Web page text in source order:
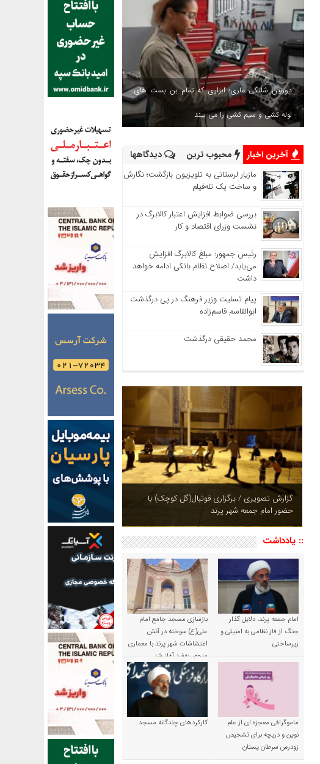
دوربین شلنگی ماری؛ ابزاری که تمام بن بست های
لوله کشی و سیم کشی را می بیند
آخرین اخبار محبوب ترین دیدگاهها
مازیار لرستانی به تلویزیون بازگشت؛ نگارش
و ساخت یک تله‌فیلم
بررسی ضوابط افزایش اعتبار کالابرگ در
نشست وزرای اقتصاد و کار
رئیس‌ جمهور: مبلغ کالابرگ افزایش
می‌یابد/ اصلاح نظام بانکی ادامه خواهد
داشت
پیام تسلیت وزیر فرهنگ در پی درگذشت
ابوالقاسم قاسم‌زاده
محمد حقیقی درگذشت
چشم نوازی بوستان های شهر پرند در فصل بهار +
تصاویر
:: یادداشت
امام جمعه پرند، دلایل گذار
جنگ از فاز نظامی به امنیتی و
زیرساختی
بازسازی مسجد جامع امام
علی(ع) سوخته در آتش
اغتشاشات شهر پرند با معماری
منحصربه‌فرد آغاز شد
ماموگرافی معجزه ای از علم
نوین و دریچه برای تشخیص
زودرس سرطان پستان
کارکردهای چندگانه مسجد